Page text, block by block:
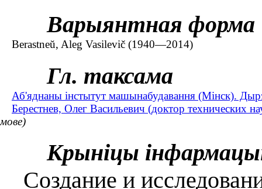
Варыянтная форма
Berastneŭ, Aleg Vasіlevіč (1940—2014)
Гл. таксама
Аб'яднаны інстытут машынабудавання (Мінск).
Берестнев, Олег Васильевич (доктор
мове)
Крыніцы
Создание и